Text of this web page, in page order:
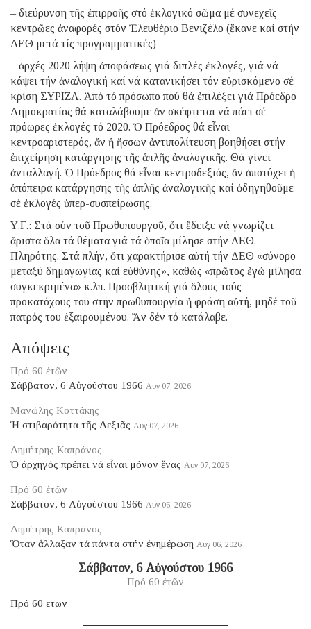
– διεύρυνση τῆς ἐπιρροῆς στό ἐκλογικό σῶμα μέ συνεχεῖς
κεντρῶες ἀναφορές στόν Ἐλευθέριο Βενιζέλο (ἔκανε καί στήν
ΔΕΘ μετά τίς προγραμματικές)
– ἀρχές 2020 λήψη ἀποφάσεως γιά διπλές ἐκλογές, γιά νά
κάψει τήν ἀναλογική καί νά κατανικήσει τόν εὑρισκόμενο σέ
κρίση ΣΥΡΙΖΑ. Ἀπό τό πρόσωπο πού θά ἐπιλέξει γιά Πρόεδρο
Δημοκρατίας θά καταλάβουμε ἄν σκέφτεται νά πάει σέ
πρόωρες ἐκλογές τό 2020. Ὁ Πρόεδρος θά εἶναι
κεντροαριστερός, ἄν ἡ ἥσσων ἀντιπολίτευση βοηθήσει στήν
ἐπιχείρηση κατάργησης τῆς ἁπλῆς ἀναλογικῆς. Θά γίνει
ἀνταλλαγή. Ὁ Πρόεδρος θά εἶναι κεντροδεξιός, ἄν ἀποτύχει ἡ
ἀπόπειρα κατάργησης τῆς ἁπλῆς ἀναλογικῆς καί ὁδηγηθοῦμε
σέ ἐκλογές ὑπερ-συσπείρωσης.
Υ.Γ.: Στά σύν τοῦ Πρωθυπουργοῦ, ὅτι ἔδειξε νά γνωρίζει
ἄριστα ὅλα τά θέματα γιά τά ὁποῖα μίλησε στήν ΔΕΘ.
Πληρότης. Στά πλήν, ὅτι χαρακτήρισε αὐτή τήν ΔΕΘ «σύνορο
μεταξύ δημαγωγίας καί εὐθύνης», καθώς «πρῶτος ἐγώ μίλησα
συγκεκριμένα» κ.λπ. Προσβλητική γιά ὅλους τούς
προκατόχους του στήν πρωθυπουργία ἡ φράση αὐτή, μηδέ τοῦ
πατρός του ἐξαιρουμένου. Ἄν δέν τό κατάλαβε.
Απόψεις
Πρό 60 ἐτῶν
Σάββατον, 6 Αὐγούστου 1966 Αυγ 07, 2026
Μανώλης Κοττάκης
Ἡ στιβαρότητα τῆς Δεξιᾶς Αυγ 07, 2026
Δημήτρης Καπράνος
Ὁ ἀρχηγός πρέπει νά εἶναι μόνον ἕνας Αυγ 07, 2026
Πρό 60 ἐτῶν
Σάββατον, 6 Αὐγούστου 1966 Αυγ 06, 2026
Δημήτρης Καπράνος
Ὅταν ἄλλαξαν τά πάντα στήν ἐνημέρωση Αυγ 06, 2026
Σάββατον, 6 Αὐγούστου 1966
Πρό 60 ἐτῶν
Πρό 60 ετων